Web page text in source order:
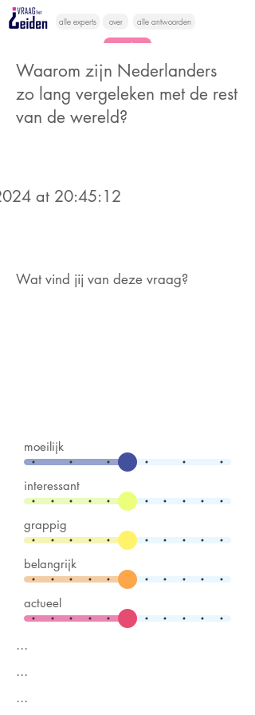
alle experts over alle antwoorden
vragen lessen
Vraag het
hier
Waarom zijn Nederlanders
zo lang vergeleken met de rest
van de wereld?
at 20:45:12
Wat vind jij van deze vraag?
moeilijk
interessant
grappig
belangrijk
actueel
...
...
...